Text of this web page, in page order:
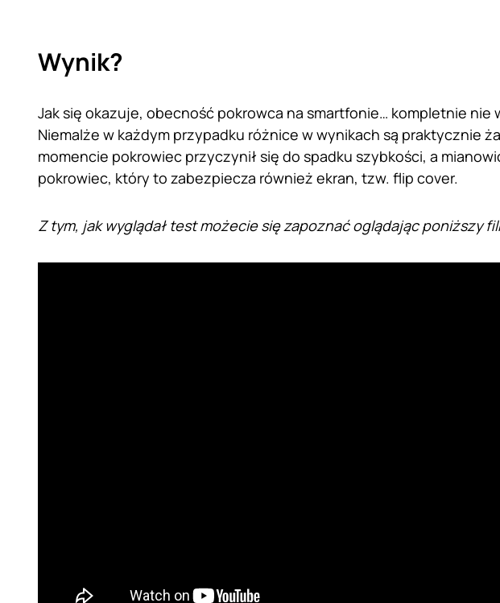
Wynik?
Jak się okazuje, obecność pokrowca na smartfonie… kompletnie nie
Niemalże w każdym przypadku różnice w wynikach są praktycznie
momencie pokrowiec przyczynił się do spadku szybkości, a
pokrowiec, który to zabezpiecza również ekran, tzw. flip cover.
Z tym, jak wyglądał test możecie się zapoznać oglądając poniższy